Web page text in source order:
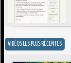
VIDÉOS LES PLUS RÉCENTES